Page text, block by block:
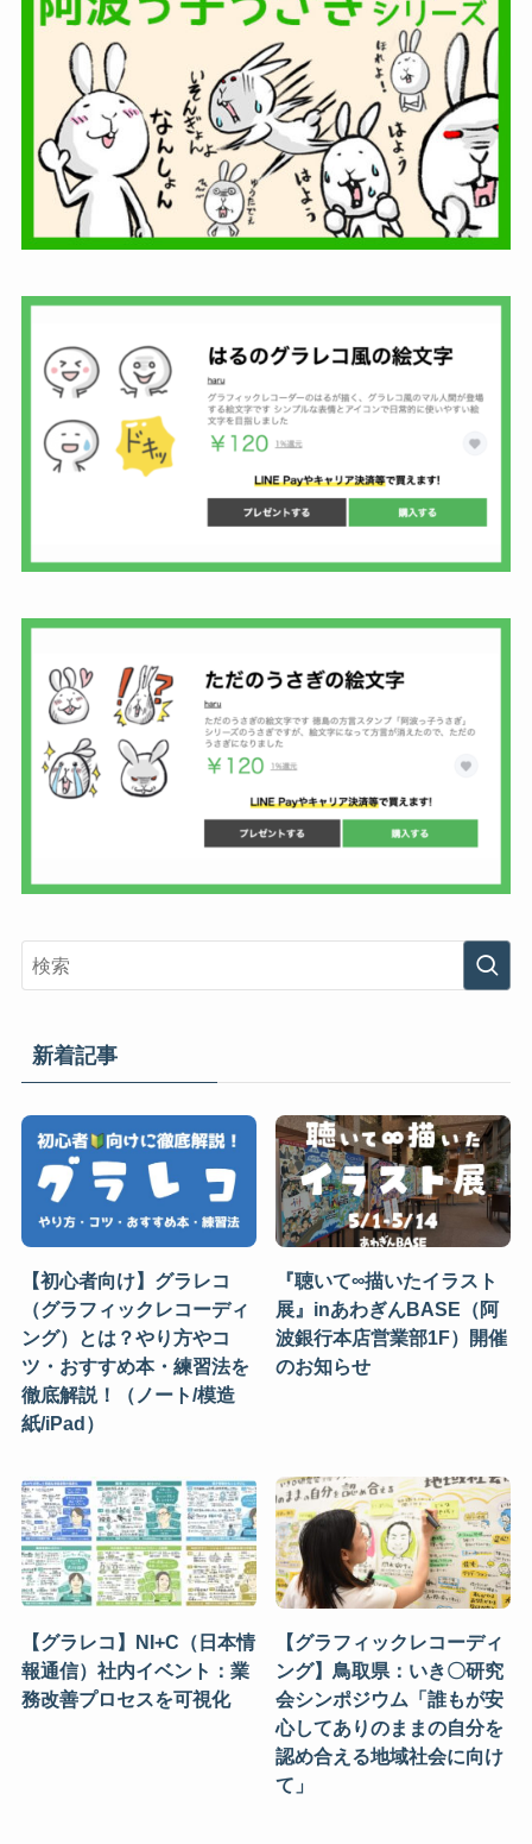
新着記事
【初心者向け】グラレコ
（グラフィックレコーディ
ング）とは？やり方やコ
ツ・おすすめ本・練習法を
徹底解説！（ノート/模造
紙/iPad）
『聴いて∞描いたイラスト
展』inあわぎんBASE（阿
波銀行本店営業部1F）開催
のお知らせ
【グラレコ】NI+C（日本情
報通信）社内イベント：業
務改善プロセスを可視化
【グラフィックレコーディ
ング】鳥取県：いき〇研究
会シンポジウム「誰もが安
心してありのままの自分を
認め合える地域社会に向け
て」